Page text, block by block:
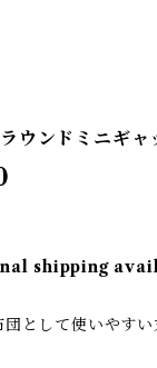
ウンドミニギ
shipping
として使いやすい